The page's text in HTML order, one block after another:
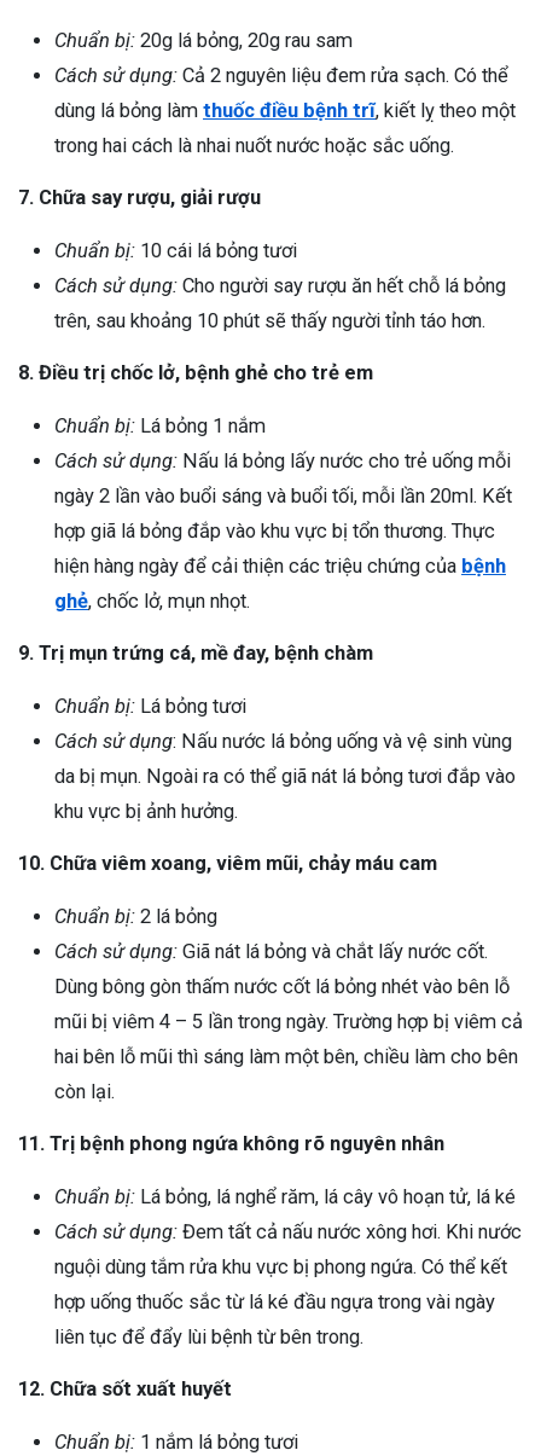
Chuẩn bị: 20g lá bỏng, 20g rau sam
Cách sử dụng: Cả 2 nguyên liệu đem rửa sạch. Có thể
dùng lá bỏng làm thuốc điều bệnh trĩ, kiết lỵ theo một
trong hai cách là nhai nuốt nước hoặc sắc uống.
7. Chữa say rượu, giải rượu
Chuẩn bị: 10 cái lá bỏng tươi
Cách sử dụng: Cho người say rượu ăn hết chỗ lá bỏng
trên, sau khoảng 10 phút sẽ thấy người tỉnh táo hơn.
8. Điều trị chốc lở, bệnh ghẻ cho trẻ em
Chuẩn bị: Lá bỏng 1 nắm
Cách sử dụng: Nấu lá bỏng lấy nước cho trẻ uống mỗi
ngày 2 lần vào buổi sáng và buổi tối, mỗi lần 20ml. Kết
hợp giã lá bỏng đắp vào khu vực bị tổn thương. Thực
hiện hàng ngày để cải thiện các triệu chứng của bệnh
ghẻ, chốc lở, mụn nhọt.
9. Trị mụn trứng cá, mề đay, bệnh chàm
Chuẩn bị: Lá bỏng tươi
Cách sử dụng: Nấu nước lá bỏng uống và vệ sinh vùng
da bị mụn. Ngoài ra có thể giã nát lá bỏng tươi đắp vào
khu vực bị ảnh hưởng.
10. Chữa viêm xoang, viêm mũi, chảy máu cam
Chuẩn bị: 2 lá bỏng
Cách sử dụng: Giã nát lá bỏng và chắt lấy nước cốt.
Dùng bông gòn thấm nước cốt lá bỏng nhét vào bên lỗ
mũi bị viêm 4 – 5 lần trong ngày. Trường hợp bị viêm cả
hai bên lỗ mũi thì sáng làm một bên, chiều làm cho bên
còn lại.
11. Trị bệnh phong ngứa không rõ nguyên nhân
Chuẩn bị: Lá bỏng, lá nghể răm, lá cây vô hoạn tử, lá ké
Cách sử dụng: Đem tất cả nấu nước xông hơi. Khi nước
nguội dùng tắm rửa khu vực bị phong ngứa. Có thể kết
hợp uống thuốc sắc từ lá ké đầu ngựa trong vài ngày
liên tục để đẩy lùi bệnh từ bên trong.
12. Chữa sốt xuất huyết
Chuẩn bị: 1 nắm lá bỏng tươi